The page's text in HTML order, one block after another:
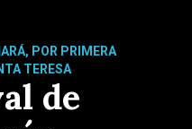
POR PRIMERA
TERESA
de